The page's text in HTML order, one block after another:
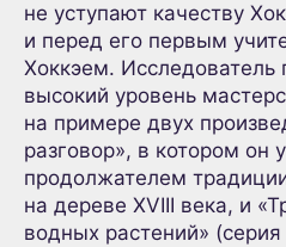
не уступают качеству
и перед его первым
Хоккэем. Исследователь
высокий уровень
на примере двух
разговор», в котором он
продолжателем
на дереве XVIII века, и
водных растений»